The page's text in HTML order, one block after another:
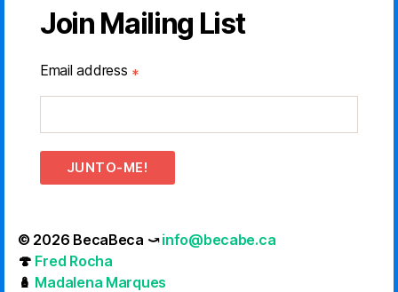
Join Mailing List
Email address *
JUNTO-ME!
© 2026 BecaBeca ⤻info@becabe.ca
🍄 Fred Rocha
🪆 Madalena Marques